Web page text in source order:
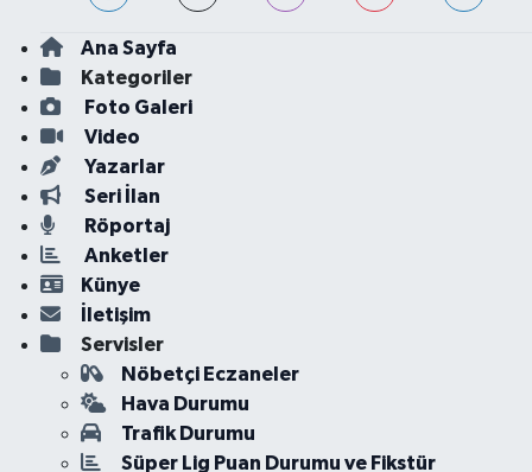
Ana Sayfa
Kategoriler
Foto Galeri
Video
Yazarlar
Seri İlan
Röportaj
Anketler
Künye
İletişim
Servisler
Nöbetçi Eczaneler
Hava Durumu
Trafik Durumu
Süper Lig Puan Durumu ve Fikstür